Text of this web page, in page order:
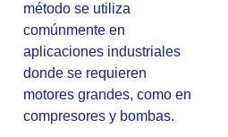
método se utiliza
comúnmente en
aplicaciones industriales
donde se requieren
motores grandes, como en
compresores y bombas.